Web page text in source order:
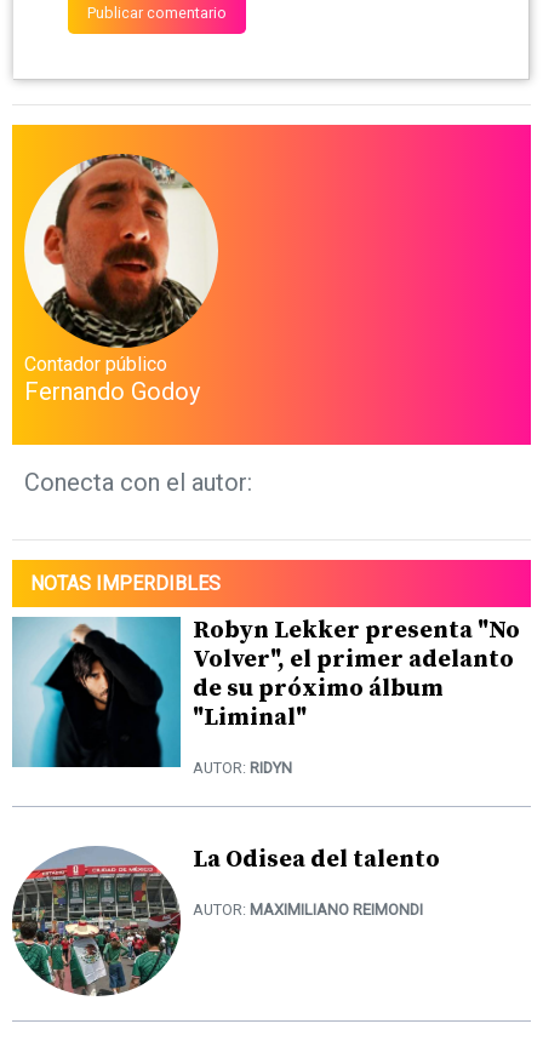
Contador público
Fernando Godoy
Conecta con el autor:
NOTAS IMPERDIBLES
Robyn Lekker presenta "No
Volver", el primer adelanto
de su próximo álbum
"Liminal"
AUTOR: RIDYN
La Odisea del talento
AUTOR: MAXIMILIANO REIMONDI